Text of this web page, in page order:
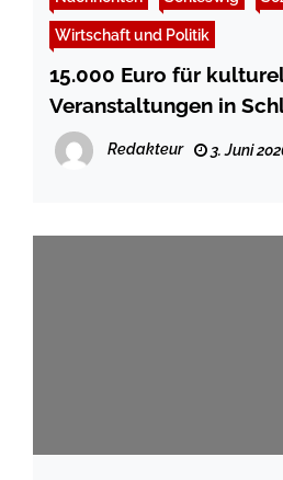
Wirtschaft und Politik
15.000 Euro für
Veranstaltungen in
Unternehmen
der IGL
Redakteur 3. Juni